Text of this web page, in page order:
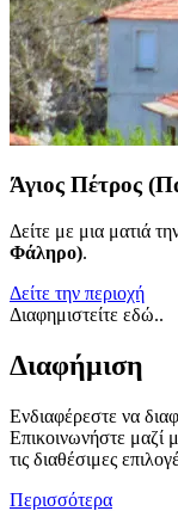
Άγιος Πέτρος
Δείτε με μια ματιά
Φάληρο).
Δείτε την περιοχή
Διαφημιστείτε εδώ..
Διαφήμιση
Ενδιαφέρεστε να
Επικοινωνήστε μαζί
τις διαθέσιμες
Περισσότερα